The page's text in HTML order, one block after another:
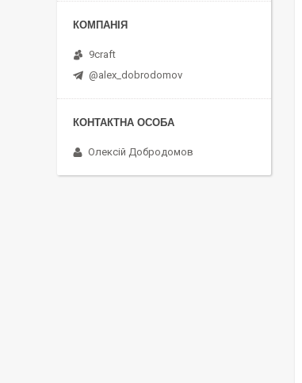
9craft
@alex_dobrodomov
Олексій Добродомов